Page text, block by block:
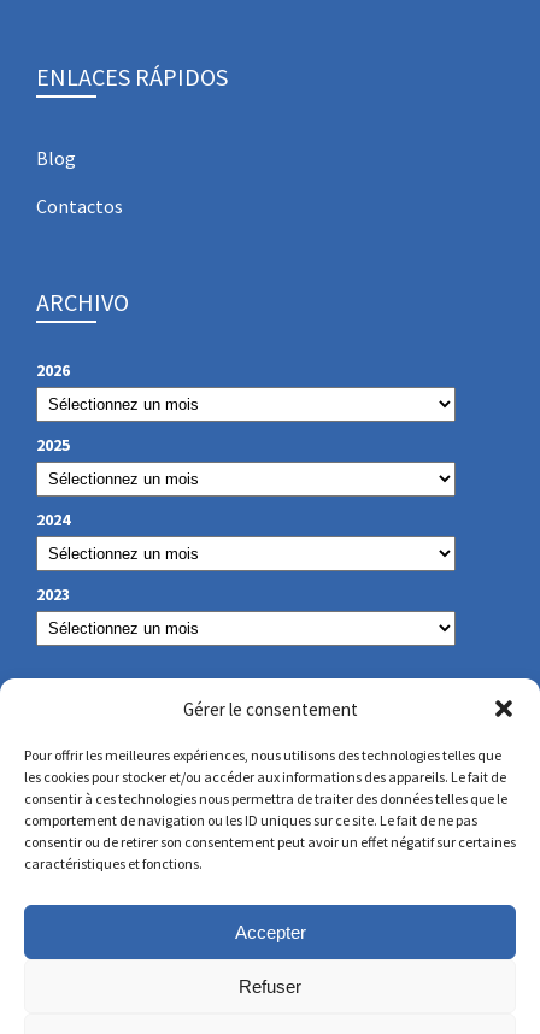
Gérer le consentement
Pour offrir les meilleures expériences, nous utilisons des technologies telles que
les cookies pour stocker et/ou accéder aux informations des appareils. Le fait de
consentir à ces technologies nous permettra de traiter des données telles que le
comportement de navigation ou les ID uniques sur ce site. Le fait de ne pas
consentir ou de retirer son consentement peut avoir un effet négatif sur certaines
caractéristiques et fonctions.
Accepter
Refuser
ENLACES RÁPIDOS
Blog
Contactos
ARCHIVO
2026
2025
2024
2023
NUESTROS DATOS DE CONTACTO
secretariat@lamennais.org
protectionenfance@lamennais.org